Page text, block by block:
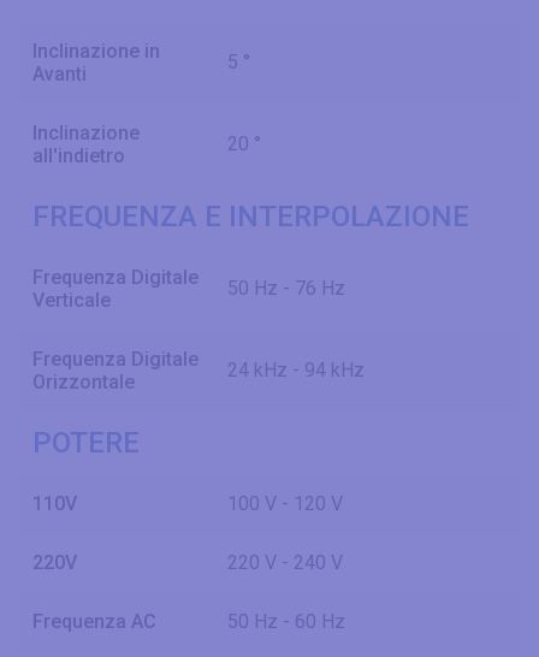
Inclinazione in
Avanti
5 °
Inclinazione
all'indietro
20 °
FREQUENZA E INTERPOLAZIONE
Frequenza Digitale
Verticale
50 Hz - 76 Hz
Frequenza Digitale
Orizzontale
24 kHz - 94 kHz
POTERE
110V 100 V - 120 V
220V 220 V - 240 V
Frequenza AC 50 Hz - 60 Hz